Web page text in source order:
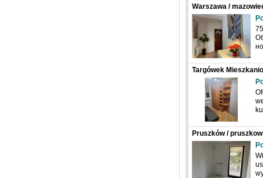
Warszawa /
Targówek
Heleny Junkiewicz
Pruszków /